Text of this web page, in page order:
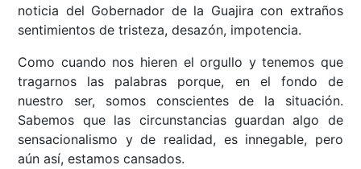
noticia del Gobernador de la Guajira con extraños
sentimientos de tristeza, desazón, impotencia.
Como cuando nos hieren el orgullo y tenemos que
tragarnos las palabras porque, en el fondo de
nuestro ser, somos conscientes de la situación.
Sabemos que las circunstancias guardan algo de
sensacionalismo y de realidad, es innegable, pero
aún así, estamos cansados.